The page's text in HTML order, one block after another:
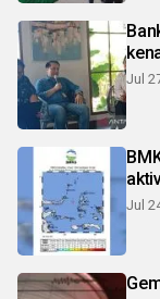
Jul
Jul